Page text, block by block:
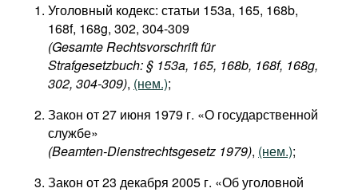
Уголовный кодекс: статьи 153a, 165, 168b,
168f, 168g, 302, 304-309
(Gesamte Rechtsvorschrift für
Strafgesetzbuch: § 153a, 165, 168b, 168f, 168g,
302, 304-309), (нем.);
Закон от 27 июня 1979 г. «О государственной
службе»
(Beamten-Dienstrechtsgesetz 1979), (нем.);
Закон от 23 декабря 2005 г. «Об уголовной